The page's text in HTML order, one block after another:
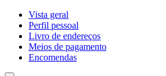
Vista geral
Perfil pessoal
Livro de endereços
Meios de pagamento
Encomendas